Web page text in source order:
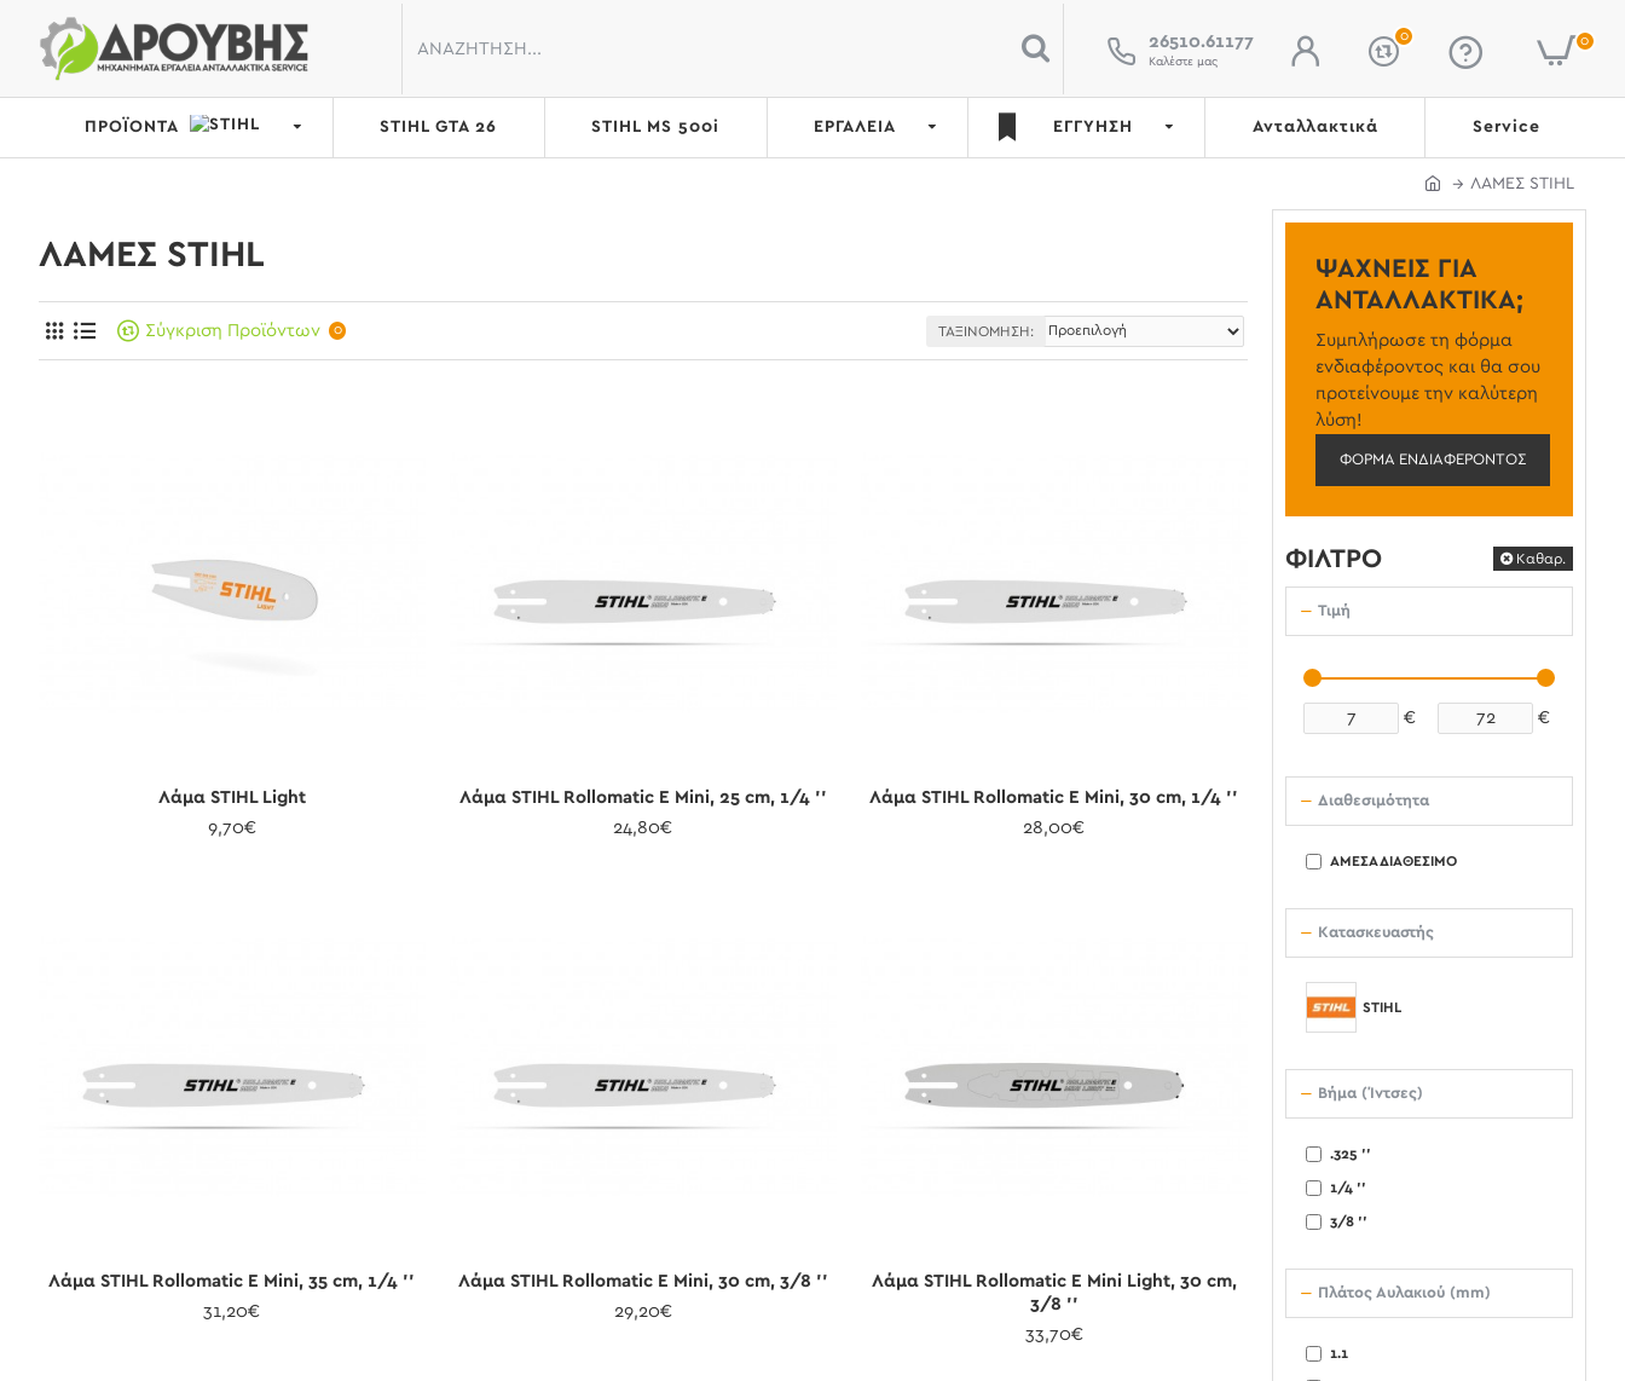
26510.61177
Καλέστε μας
0 0
ΠΡΟΪΟΝΤΑ STIHL GTA 26 STIHL MS 500i ΕΡΓΑΛΕΙΑ ΕΓΓΥΗΣΗ Ανταλλακτικά Service
ΛΑΜΕΣ STIHL
ΛΑΜΕΣ STIHL
Σύγκριση Προϊόντων 0 ΤΑΞΙΝΌΜΗΣΗ:
Λάμα STIHL Light
9,70€
Λάμα STIHL Rollomatic E Mini, 25 cm, 1/4 ''
24,80€
Λάμα STIHL Rollomatic E Mini, 30 cm, 1/4 ''
28,00€
Λάμα STIHL Rollomatic E Mini, 35 cm, 1/4 ''
31,20€
Λάμα STIHL Rollomatic E Mini, 30 cm, 3/8 ''
29,20€
Λάμα STIHL Rollomatic E Mini Light, 30 cm,
3/8 ''
33,70€
ΨΆΧΝΕΙΣ ΓΙΑ
ΑΝΤΑΛΛΑΚΤΙΚΆ;
Συμπλήρωσε τη φόρμα
ενδιαφέροντος και θα σου
προτείνουμε την καλύτερη
λύση!
ΦΌΡΜΑ ΕΝΔΙΑΦΈΡΟΝΤΟΣ
ΦΊΛΤΡΟ Καθαρ.
Τιμή
€ €
Κατασκευαστής
STIHL
Βήμα (Ίντσες)
.325 ''
1/4 ''
3/8 ''
Πλάτος Αυλακιού (mm)
1.1
Διαθεσιμότητα
ΆΜΕΣΑ ΔΙΑΘΈΣΙΜΟ